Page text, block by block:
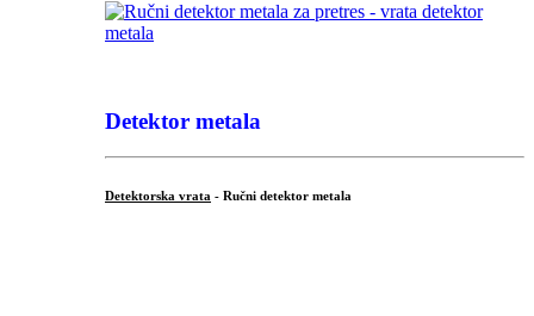
Detektor metala
Detektorska vrata - Ručni detektor metala